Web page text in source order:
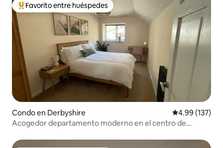
Favorito entre huéspedes preferido
Favorito entre huéspedes
Condo en Derbyshire Calificación
4.99 (137)
Acogedor departamento moderno en el centro de